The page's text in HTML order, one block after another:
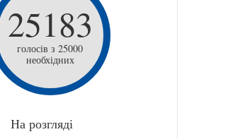
25183
голосів з 25000
необхідних
На розгляді